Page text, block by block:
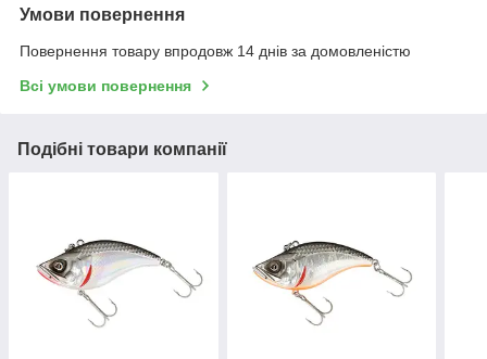
Умови повернення
Повернення товару впродовж 14 днів за домовленістю
Всі умови повернення
Подібні товари компанії